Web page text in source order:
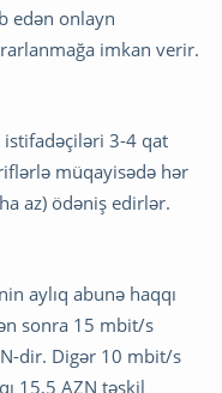
edən onlayn
imkan verir.
3-4 qat
müqayisədə hər
az) ödəniş edirlər.
aylıq abunə haqqı
sonra 15 mbit/s
dir. Digər 10 mbit/s
15,5 AZN təşkil